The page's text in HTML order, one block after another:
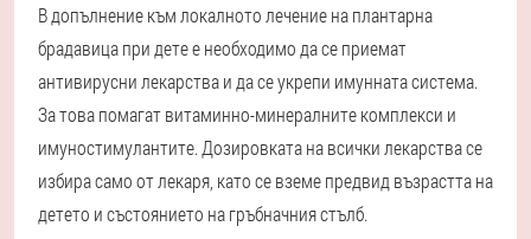
В допълнение към локалното лечение на плантарна
брадавица при дете е необходимо да се приемат
антивирусни лекарства и да се укрепи имунната система.
За това помагат витаминно-минералните комплекси и
имуностимулантите. Дозировката на всички лекарства се
избира само от лекаря, като се вземе предвид възрастта на
детето и състоянието на гръбначния стълб.